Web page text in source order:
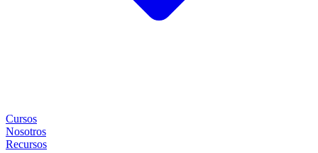
Cursos
Nosotros
Recursos